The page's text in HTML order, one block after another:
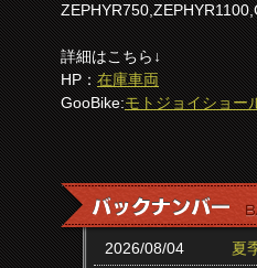
詳細はこちら↓
HP：在庫車両
GooBike:モトジョイショー
2026/08/04 夏